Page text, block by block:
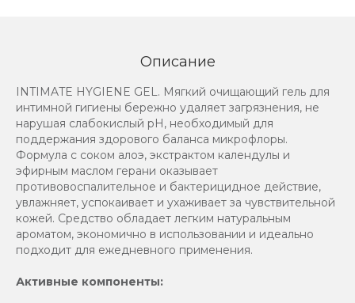
Описание
INTIMATE HYGIENE GEL. Мягкий очищающий гель для
интимной гигиены бережно удаляет загрязнения, не
нарушая слабокислый pH, необходимый для
поддержания здорового баланса микрофлоры.
Формула с соком алоэ, экстрактом календулы и
эфирным маслом герани оказывает
противовоспалительное и бактерицидное действие,
увлажняет, успокаивает и ухаживает за чувствительной
кожей. Средство обладает легким натуральным
ароматом, экономично в использовании и идеально
подходит для ежедневного применения.
Активные компоненты: